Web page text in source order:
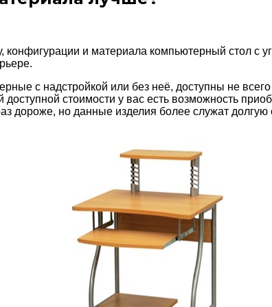
и материала компьютерный стол с
с надстройкой или без неё, доступны не
стоимости у вас есть возможность
дороже, но данные изделия более служат